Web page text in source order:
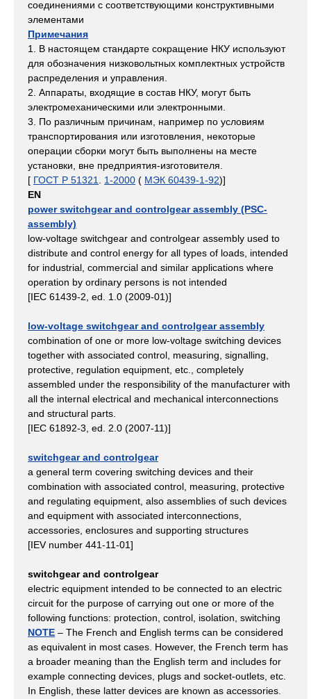
соединениями с соответствующими конструктивными
элементами
Примечания
1. В настоящем стандарте сокращение НКУ используют
для обозначения низковольтных комплектных устройств
распределения и управления.
2. Аппараты, входящие в состав НКУ, могут быть
электромеханическими или электронными.
3. По различным причинам, например по условиям
транспортирования или изготовления, некоторые
операции сборки могут быть выполнены на месте
установки, вне предприятия-изготовителя.
[ ГОСТ Р 51321 1-2000 ( МЭК 60439-1-92)]
EN
power switchgear and controlgear assembly (PSC-
assembly)
low-voltage switchgear and controlgear assembly used to
distribute and control energy for all types of loads, intended
for industrial, commercial and similar applications where
operation by ordinary persons is not intended
[IEC 61439-2, ed. 1.0 (2009-01)]
low-voltage switchgear and controlgear assembly
combination of one or more low-voltage switching devices
together with associated control, measuring, signalling,
protective, regulation equipment, etc., completely
assembled under the responsibility of the manufacturer with
all the internal electrical and mechanical interconnections
and structural parts.
[IEC 61892-3, ed. 2.0 (2007-11)]
switchgear and controlgear
a general term covering switching devices and their
combination with associated control, measuring, protective
and regulating equipment, also assemblies of such devices
and equipment with associated interconnections,
accessories, enclosures and supporting structures
[IEV number 441-11-01]
switchgear and controlgear
electric equipment intended to be connected to an electric
circuit for the purpose of carrying out one or more of the
following functions: protection, control, isolation, switching
NOTE – The French and English terms can be considered
as equivalent in most cases. However, the French term has
a broader meaning than the English term and includes for
example connecting devices, plugs and socket-outlets, etc.
In English, these latter devices are known as accessories.